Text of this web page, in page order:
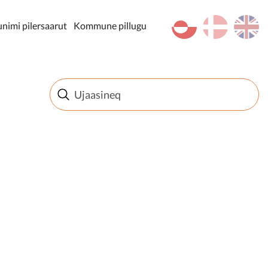
en
da
kl-GL
pilersaarut Kommune pillugu